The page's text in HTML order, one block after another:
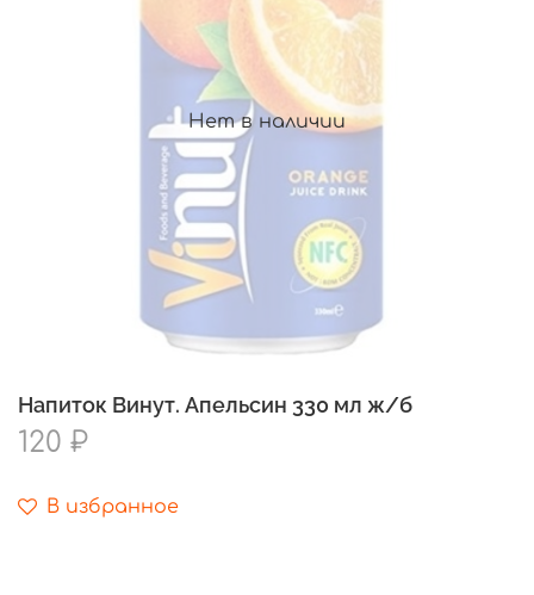
Нет в наличии
Напиток Винут. Апельсин 330 мл ж/б
120 ₽
В избранное